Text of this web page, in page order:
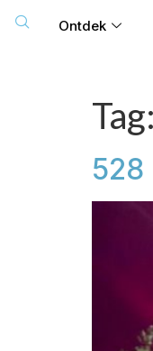
Ontdek
Tag:
528